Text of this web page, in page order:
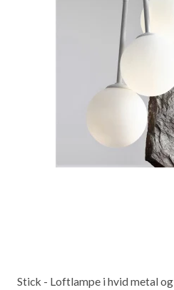
Stick - Loftlampe i hvid metal